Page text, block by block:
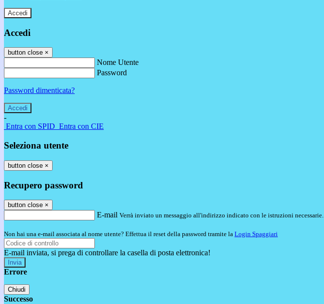
Accedi
Accedi
button close ×
Nome Utente
Password
Password dimenticata?
-
Entra con SPID Entra con CIE
Seleziona utente
button close ×
Recupero password
button close ×
E-mail Verrà inviato un messaggio all'indirizzo indicato con le istruzioni necessarie.
Non hai una e-mail associata al nome utente? Effettua il reset della password tramite la Login Spaggiari
E-mail inviata, si prega di controllare la casella di posta elettronica!
Errore
Chiudi
Successo